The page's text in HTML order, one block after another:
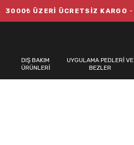
3000₺ ÜZERİ ÜCRETSİZ KARGO -
DIŞ BAKIM
ÜRÜNLERİ
UYGULAMA PEDLERİ VE
BEZLER